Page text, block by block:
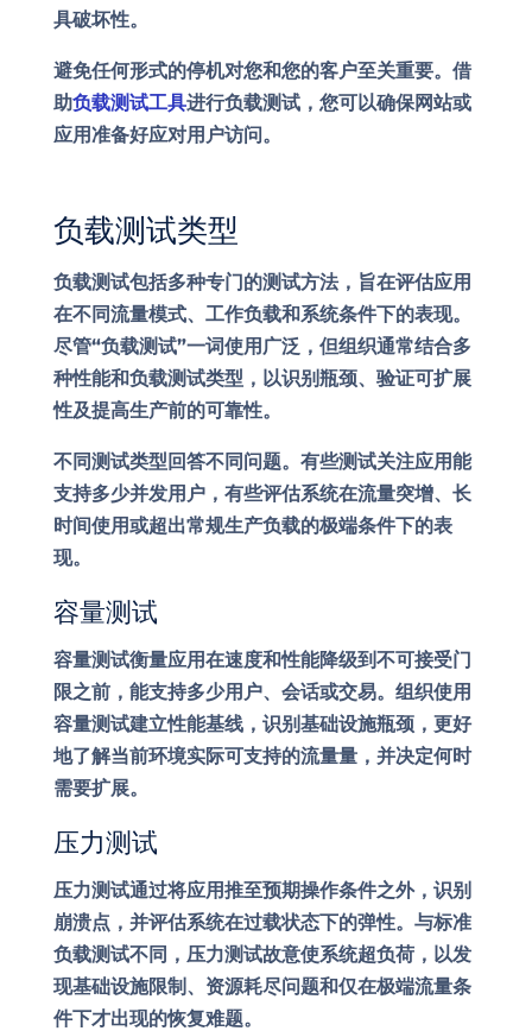
具破坏性。
避免任何形式的停机对您和您的客户至关重要。借
助负载测试工具进行负载测试，您可以确保网站或
应用准备好应对用户访问。
负载测试类型
负载测试包括多种专门的测试方法，旨在评估应用
在不同流量模式、工作负载和系统条件下的表现。
尽管“负载测试”一词使用广泛，但组织通常结合多
种性能和负载测试类型，以识别瓶颈、验证可扩展
性及提高生产前的可靠性。
不同测试类型回答不同问题。有些测试关注应用能
支持多少并发用户，有些评估系统在流量突增、长
时间使用或超出常规生产负载的极端条件下的表
现。
容量测试
容量测试衡量应用在速度和性能降级到不可接受门
限之前，能支持多少用户、会话或交易。组织使用
容量测试建立性能基线，识别基础设施瓶颈，更好
地了解当前环境实际可支持的流量量，并决定何时
需要扩展。
压力测试
压力测试通过将应用推至预期操作条件之外，识别
崩溃点，并评估系统在过载状态下的弹性。与标准
负载测试不同，压力测试故意使系统超负荷，以发
现基础设施限制、资源耗尽问题和仅在极端流量条
件下才出现的恢复难题。